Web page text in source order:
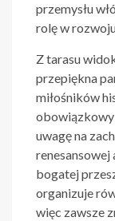
przemysłu
rolę w
Z tarasu
przepiękna
miłośników
uwagę na
bogatej
organizuje
więc zawsze